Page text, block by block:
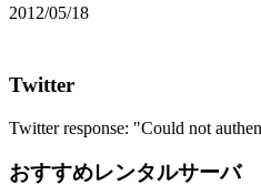
2012/05/18
Twitter
Twitter response: "Could not
おすすめレンタルサーバ